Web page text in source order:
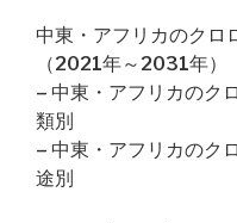
中東・アフリカのクロ
（2021年～2031年）
– 中東・アフリカのク
類別
– 中東・アフリカのク
途別